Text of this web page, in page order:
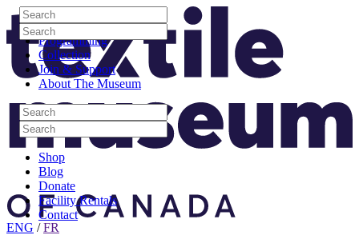
Skip to content
Visit
Programming
Collection
Join & Support
About The Museum
Search
Search
Search
Search
Shop
Blog
Donate
Facility Rentals
Contact
Search
Search
Search
Search
Site Logo
ENG /FR